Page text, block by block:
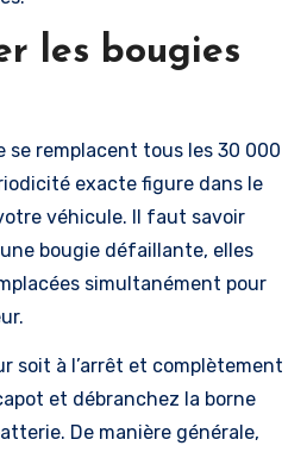
les bougies
se remplacent tous les 30 000
exacte figure dans le
véhicule. Il faut savoir
bougie défaillante, elles
simultanément pour
soit à l’arrêt et complètement
et débranchez la borne
De manière générale,